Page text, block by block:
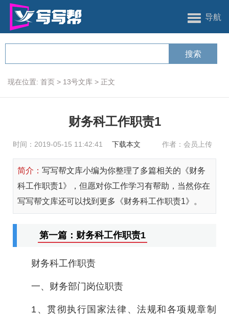
导航
现在位置: 首页 > 13号文库 > 正文
财务科工作职责1
时间：2019-05-15 11:42:41 下载本文 作者：会员上传
简介： 写写帮文库小编为你整理了多篇相关的《财务
科工作职责1》，但愿对你工作学习有帮助，当然你在
写写帮文库还可以找到更多《财务科工作职责1》。
第一篇：财务科工作职责1
财务科工作职责
一、财务部门岗位职责
1、贯彻执行国家法律、法规和各项规章制